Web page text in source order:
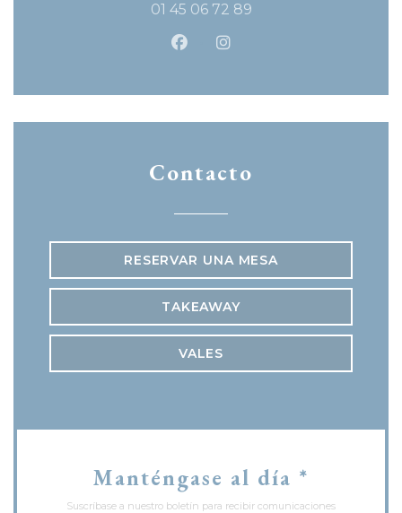
01 45 06 72 89
Facebook ((abre en una
Instagram ((abre en
Contacto
RESERVAR UNA MESA
TAKEAWAY
VALES
Manténgase al día *
Suscríbase a nuestro boletín para recibir comunicaciones